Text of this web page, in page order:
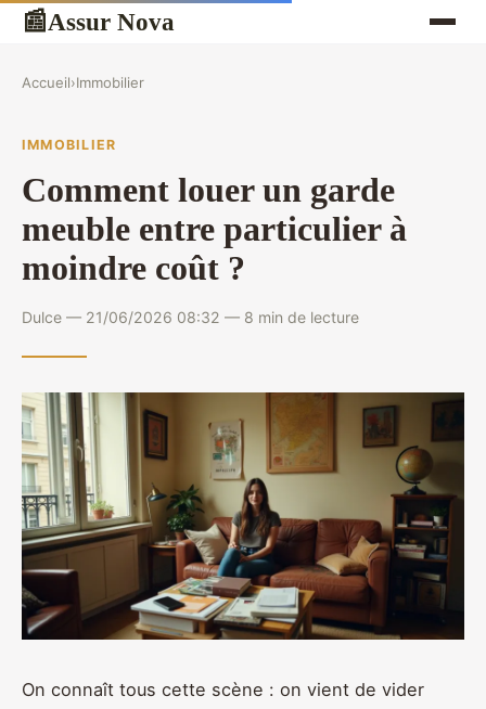
📰Assur Nova
Accueil›Immobilier
IMMOBILIER
Comment louer un garde
meuble entre particulier à
moindre coût ?
Dulce — 21/06/2026 08:32 — 8 min de lecture
On connaît tous cette scène : on vient de vider